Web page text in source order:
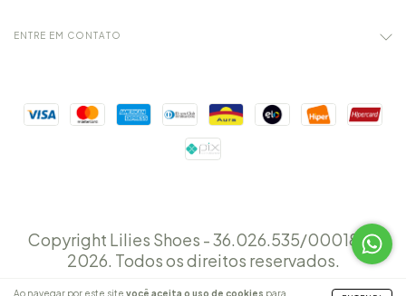
Ao navegar por este site você aceita o uso de cookies para
ENTRE EM CONTATO
Copyright Lilies Shoes - 36.026.535/000189 -
2026. Todos os direitos reservados.